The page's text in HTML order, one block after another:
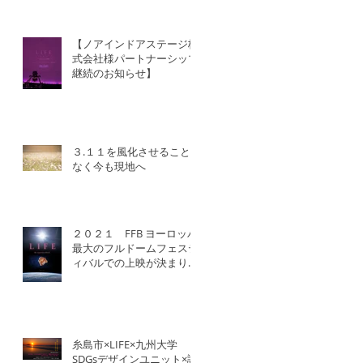
【ノアインドアステージ株
式会社様パートナーシップ
継続のお知らせ】
３.１１を風化させること
なく今も現地へ
２０２１ FFB ヨーロッパ
最大のフルドームフェステ
ィバルでの上映が決まりま
糸島市×LIFE×九州大学
SDGsデザインユニット×認